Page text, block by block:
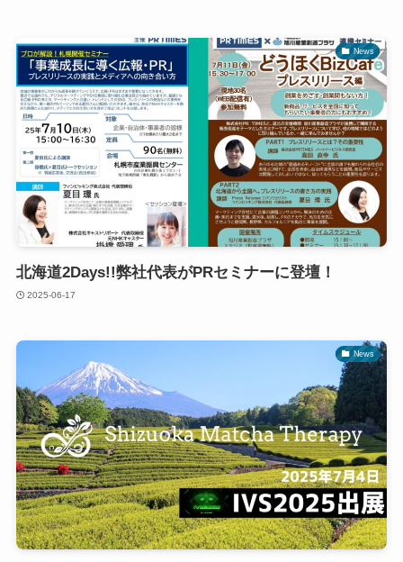
News
北海道2Days!!弊社代表がPRセミナーに登壇！
2025-06-17
News